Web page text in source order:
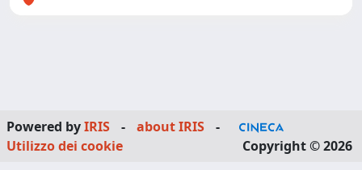
Powered byIRIS - about IRIS
-
Utilizzo dei cookie
Copyright © 2026